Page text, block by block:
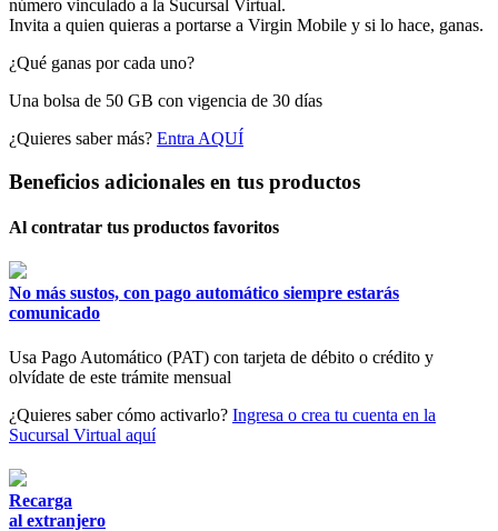
número vinculado a la Sucursal Virtual.
Invita a quien quieras a portarse a Virgin Mobile y si lo hace, ganas.
¿Qué ganas por cada uno?
Una bolsa de 50 GB con vigencia de 30 días
¿Quieres saber más? Entra AQUÍ
Beneficios adicionales en tus productos
Al contratar tus productos favoritos
No más sustos, con pago automático siempre estarás
comunicado
Usa Pago Automático (PAT) con tarjeta de débito o crédito y
olvídate de este trámite mensual
¿Quieres saber cómo activarlo? Ingresa o crea tu cuenta en la
Sucursal Virtual aquí
Recarga
al extranjero